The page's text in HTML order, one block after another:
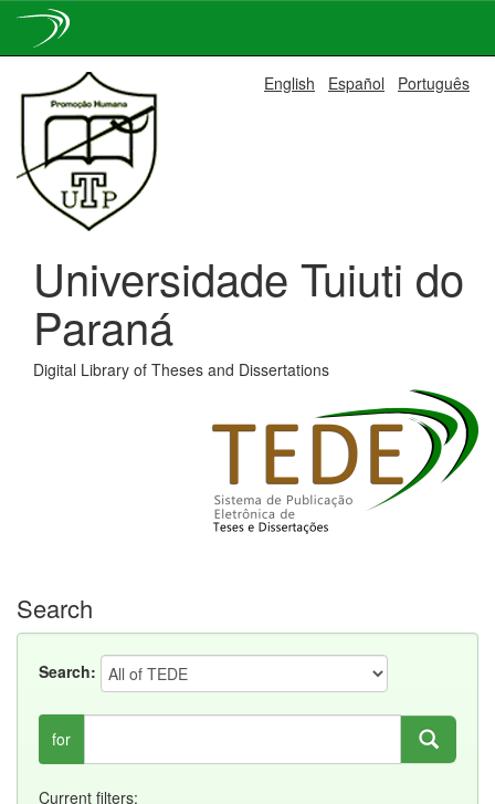
navigation
English Español Português
Universidade Tuiuti do
Paraná
Digital Library of Theses and Dissertations
Search
Search:
for
Current filters: